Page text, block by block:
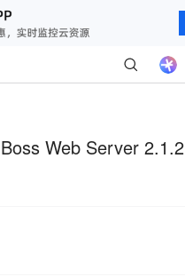
Web Server 2.1.2